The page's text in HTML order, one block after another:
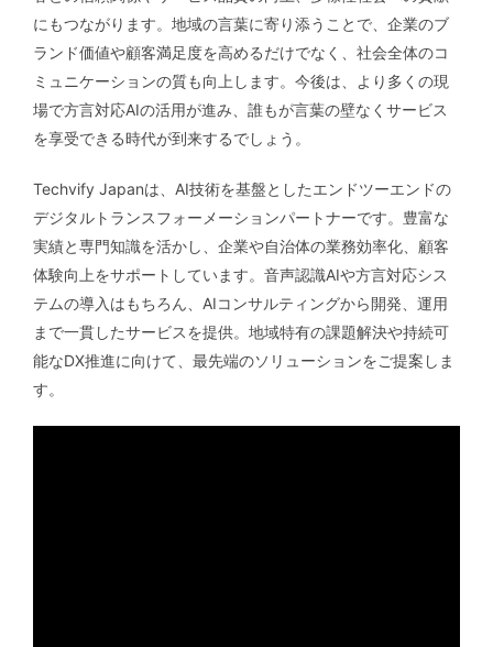
にもつながります。地域の言葉に寄り添うことで、企業のブ
ランド価値や顧客満足度を高めるだけでなく、社会全体のコ
ミュニケーションの質も向上します。今後は、より多くの現
場で方言対応AIの活用が進み、誰もが言葉の壁なくサービス
を享受できる時代が到来するでしょう。
Techvify Japanは、AI技術を基盤としたエンドツーエンドの
デジタルトランスフォーメーションパートナーです。豊富な
実績と専門知識を活かし、企業や自治体の業務効率化、顧客
体験向上をサポートしています。音声認識AIや方言対応シス
テムの導入はもちろん、AIコンサルティングから開発、運用
まで一貫したサービスを提供。地域特有の課題解決や持続可
能なDX推進に向けて、最先端のソリューションをご提案しま
す。